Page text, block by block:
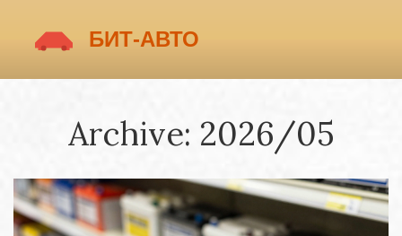
Archive: 2026/05